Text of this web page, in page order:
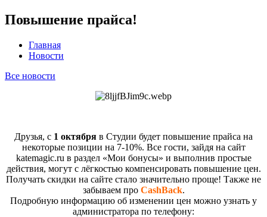
Повышение прайса!
Главная
Новости
Все новости
Друзья, с 1 октября в Студии будет повышение прайса на
некоторые позиции на 7-10%. Все гости, зайдя на сайт
katemagic.ru в раздел «Мои бонусы» и выполнив простые
действия, могут с лёгкостью компенсировать повышение цен.
Получать скидки на сайте стало значительно проще! Также не
забываем про CashBack.
Подробную информацию об изменении цен можно узнать у
администратора по телефону: